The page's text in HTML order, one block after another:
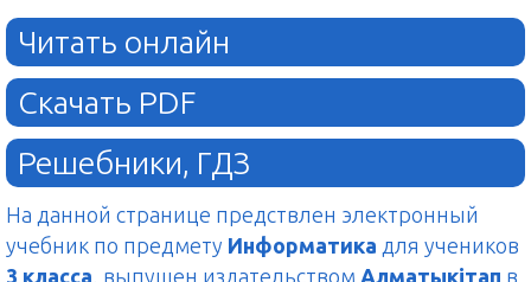
Читать онлайн
Скачать PDF
Решебники, ГДЗ
На данной странице предствлен электронный
учебник по предмету Информатика для учеников
3 класса, выпущен издательством Алматыкітап в